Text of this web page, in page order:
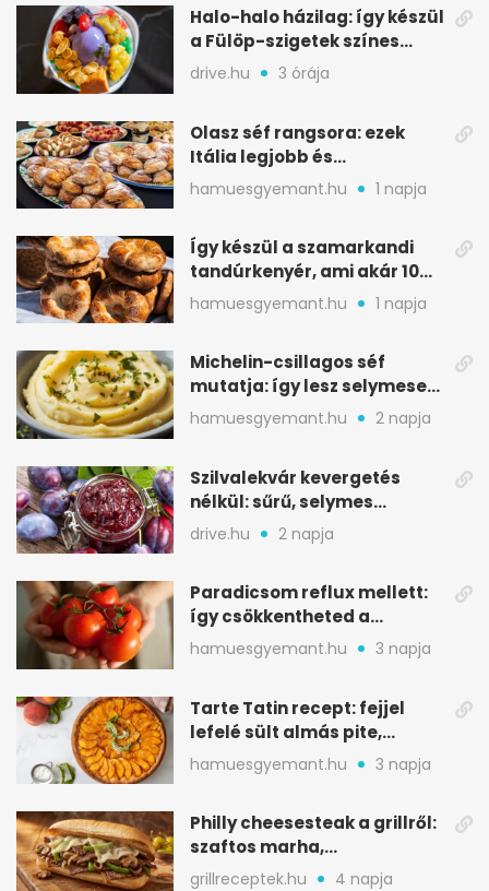
Halo-halo házilag: így készül
a Fülöp-szigetek színes
jégdesszertje
drive.hu 3 órája
Olasz séf rangsora: ezek
Itália legjobb és
leggyengébb desszertjei
hamuesgyemant.hu 1 napja
Így készül a szamarkandi
tandúrkenyér, ami akár 10
napig is eláll
hamuesgyemant.hu 1 napja
Michelin-csillagos séf
mutatja: így lesz selymesen
krémes a burgonyapüré
hamuesgyemant.hu 2 napja
Szilvalekvár kevergetés
nélkül: sűrű, selymes
változat a sütőből
drive.hu 2 napja
Paradicsom reflux mellett:
így csökkentheted a
gyomorégést
hamuesgyemant.hu 3 napja
Tarte Tatin recept: fejjel
lefelé sült almás pite,
ropogós aljjal
hamuesgyemant.hu 3 napja
Philly cheesesteak a grillről:
szaftos marha,
karamellizált hagyma
grillreceptek.hu 4 napja